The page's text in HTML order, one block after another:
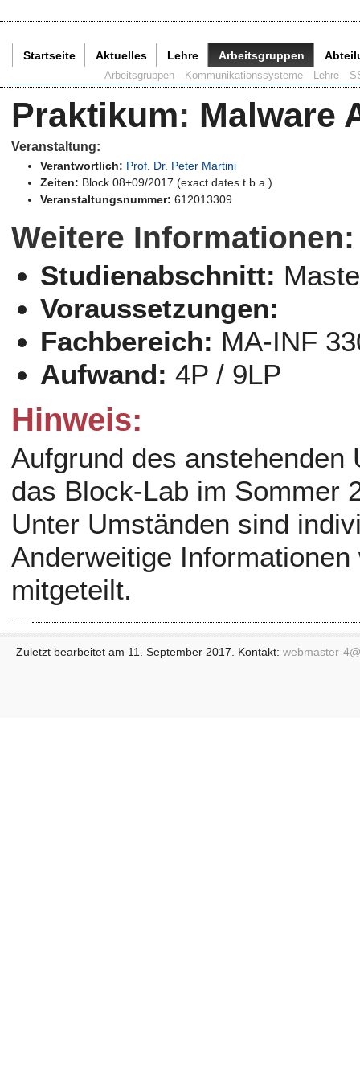
Startseite Aktuelles Lehre Arbeitsgruppen
Arbeitsgruppen Kommunikationssysteme Lehre
Praktikum: Malware
Veranstaltung:
Verantwortlich: Prof. Dr. Peter Martini
Zeiten: Block 08+09/2017 (exact dates t.b.a.)
Veranstaltungsnummer: 612013309
Weitere Informationen:
Studienabschnitt:
Voraussetzungen:
Fachbereich: MA-INF
Aufwand: 4P / 9LP
Hinweis:
Aufgrund des
das Block-Lab im Sommer
Unter Umständen sind
Anderweitige
mitgeteilt.
Zuletzt bearbeitet am 11. September 2017. Kontakt: webmaster-4@